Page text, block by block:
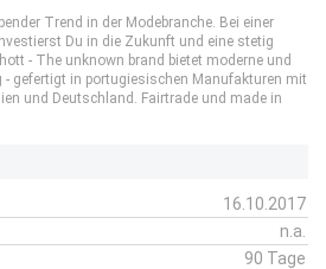
Trend in der Modebranche. Bei einer
Du in die Zukunft und eine stetig
- The unknown brand bietet moderne und
- gefertigt in portugiesischen Manufakturen mit
und Deutschland. Fairtrade und made in
16.10.2017
n.a.
90 Tage